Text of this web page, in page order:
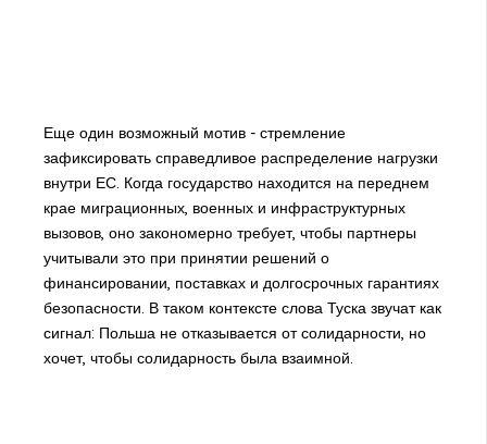
Еще один возможный мотив - стремление
зафиксировать справедливое распределение нагрузки
внутри ЕС. Когда государство находится на переднем
крае миграционных, военных и инфраструктурных
вызовов, оно закономерно требует, чтобы партнеры
учитывали это при принятии решений о
финансировании, поставках и долгосрочных гарантиях
безопасности. В таком контексте слова Туска звучат как
сигнал: Польша не отказывается от солидарности, но
хочет, чтобы солидарность была взаимной.